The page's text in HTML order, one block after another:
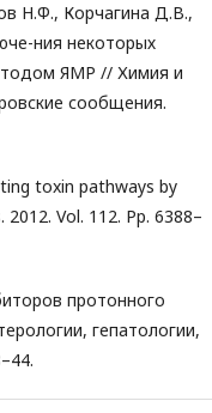
Н.Ф., Корчагина Д.В.,
ния некоторых
ЯМР // Химия и
сообщения.
toxin pathways by
Vol. 112. Pp. 6388–
протонного
гепатологии,